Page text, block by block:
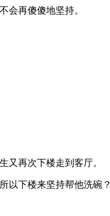
会再傻傻地坚持。
又再次下楼走到客厅。
以下楼来坚持帮他洗碗？